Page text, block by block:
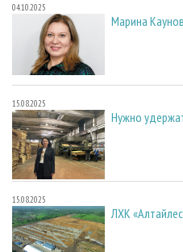
04.10.2025
Марина
15.08.2025
Нужно
15.08.2025
ЛХК